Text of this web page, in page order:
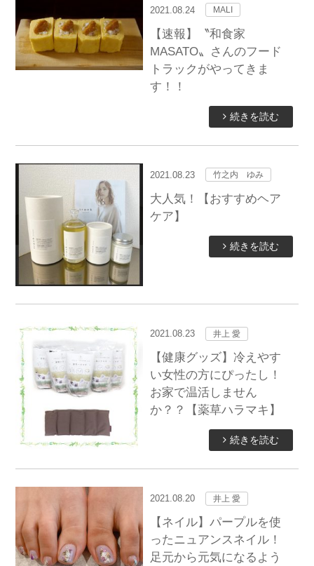
2021.08.24 MALI
【速報】〝和食家
MASATO〟さんのフード
トラックがやってきま
す！！
続きを読む
2021.08.23 竹之内 ゆみ
大人気！【おすすめヘア
ケア】
続きを読む
2021.08.23 井上 愛
【健康グッズ】冷えやす
い女性の方にぴったし！
お家で温活しません
か？？【薬草ハラマキ】
続きを読む
2021.08.20 井上 愛
【ネイル】パープルを使
ったニュアンスネイル！
足元から元気になるよう